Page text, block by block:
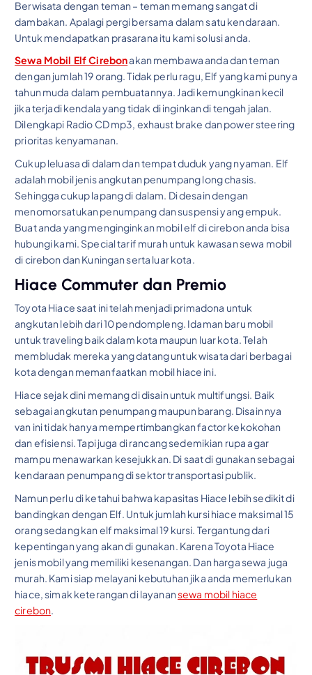
Berwisata dengan teman – teman memang sangat di
dambakan. Apalagi pergi bersama dalam satu kendaraan.
Untuk mendapatkan prasarana itu kami solusi anda.
Sewa Mobil Elf Cirebonakan membawa anda dan teman
dengan jumlah 19 orang. Tidak perlu ragu, Elf yang kami punya
tahun muda dalam pembuatannya. Jadi kemungkinan kecil
jika terjadi kendala yang tidak di inginkan di tengah jalan.
Dilengkapi Radio CD mp3, exhaust brake dan power steering
prioritas kenyamanan.
Cukup leluasa di dalam dan tempat duduk yang nyaman. Elf
adalah mobil jenis angkutan penumpang long chasis.
Sehingga cukup lapang di dalam. Di desain dengan
menomorsatukan penumpang dan suspensi yang empuk.
Buat anda yang menginginkan mobil elf di cirebon anda bisa
hubungi kami. Special tarif murah untuk kawasan sewa mobil
di cirebon dan Kuningan serta luar kota.
Hiace Commuter dan Premio
Toyota Hiace saat ini telah menjadi primadona untuk
angkutan lebih dari 10 pendompleng. Idaman baru mobil
untuk traveling baik dalam kota maupun luar kota. Telah
membludak mereka yang datang untuk wisata dari berbagai
kota dengan memanfaatkan mobil hiace ini.
Hiace sejak dini memang di disain untuk multifungsi. Baik
sebagai angkutan penumpang maupun barang. Disain nya
van ini tidak hanya mempertimbangkan factor kekokohan
dan efisiensi. Tapi juga di rancang sedemikian rupa agar
mampu menawarkan kesejukkan. Di saat di gunakan sebagai
kendaraan penumpang di sektor transportasi publik.
Namun perlu di ketahui bahwa kapasitas Hiace lebih sedikit di
bandingkan dengan Elf. Untuk jumlah kursi hiace maksimal 15
orang sedang kan elf maksimal 19 kursi. Tergantung dari
kepentingan yang akan di gunakan. Karena Toyota Hiace
jenis mobil yang memiliki kesenangan. Dan harga sewa juga
murah. Kami siap melayani kebutuhan jika anda memerlukan
hiace, simak keterangan di layanansewa mobil hiace
cirebon.